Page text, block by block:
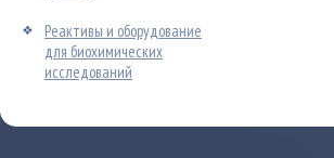
Реактивы и оборудование
для биохимических
исследований